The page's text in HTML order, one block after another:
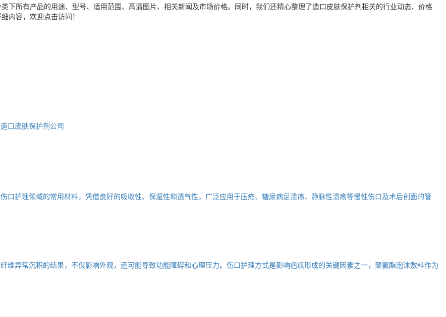
下所有产品的用途、型号、适用范围、高清图片、相关新闻及市场价格。同时，我们还精心整理了造口皮肤保护剂相关的行业动态、价格
内容，欢迎点击访问！
造口皮肤保护剂公司
口护理领域的常用材料，凭借良好的吸收性、保湿性和透气性，广泛应用于压疮、糖尿病足溃疡、静脉性溃疡等慢性伤口及术后创面的管
维异常沉积的结果，不仅影响外观，还可能导致功能障碍和心理压力。伤口护理方式是影响疤痕形成的关键因素之一，聚氨酯泡沫敷料作为